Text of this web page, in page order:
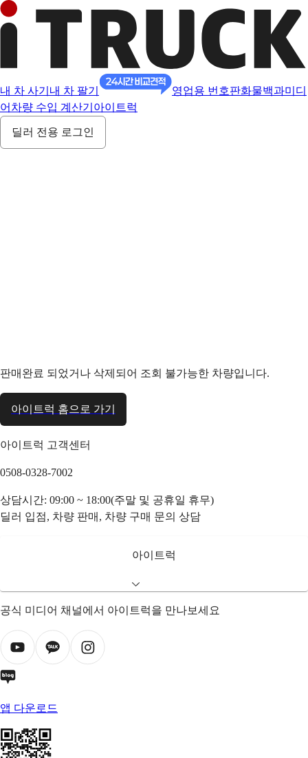
내 차 사기 내 차 팔기 영업용 번호판화물백과미디
어 차량 수입 계산기 아이트럭
딜러 전용 로그인
판매완료 되었거나 삭제되어 조회 불가능한 차량입니다.
아이트럭 홈으로 가기
아이트럭 고객센터
0508-0328-7002
상담시간: 09:00 ~ 18:00(주말 및 공휴일 휴무)
딜러 입점, 차량 판매, 차량 구매 문의 상담
아이트럭
공식 미디어 채널에서 아이트럭을 만나보세요
앱 다운로드